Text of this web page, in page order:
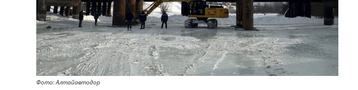
Фото: Алтайавтодор